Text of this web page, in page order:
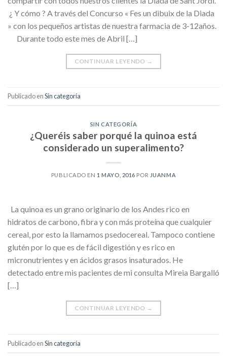
¿ Y cómo ? A través del Concurso « Fes un dibuix de la Diada
» con los pequeños artistas de nuestra farmacia de 3-12años.
Durante todo este mes de Abril […]
CONTINUAR LEYENDO →
Publicado enSin categoría
SIN CATEGORÍA
¿Queréis saber porqué la quinoa está
considerado un superalimento?
PUBLICADO EN 1 MAYO, 2016 POR JUANMA
La quinoa es un grano originario de los Andes rico en
hidratos de carbono, fibra y con más proteína que cualquier
cereal, por esto la llamamos psedocereal. Tampoco contiene
glutén por lo que es de fácil digestión y es rico en
micronutrientes y en ácidos grasos insaturados. He
detectado entre mis pacientes de mi consulta Mireia Bargalló
[…]
CONTINUAR LEYENDO →
Publicado enSin categoría